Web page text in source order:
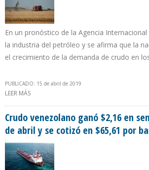
En un pronóstico de la Agencia Internacional
la industria del petróleo y se afirma que la
el crecimiento de la demanda de crudo en
PUBLICADO: 15 de abril de 2019
LEER MÁS
Crudo venezolano ganó $2,16 en
de abril y se cotizó en $65,61 por